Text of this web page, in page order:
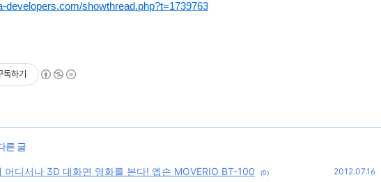
developers.com/showthread.php?t=1739763
독하기
른 글
디서나 3D 대화면 영화를 본다! 엡손 MOVERIO BT-100 (0) 2012.07.16